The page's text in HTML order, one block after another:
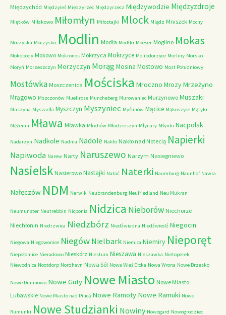
Międzychód Międzyleś Międzyrzec Międzyrzecz Międzywodzie Międzyzdroje
Miętków Miłakowo Miłomłyn Miłostajki Mlock Mlądz Mniszek Mochy
Moczyska Moczysko Modlin Modła Modłki Moeser Mogilno Mokas
Mokobody Mokowo Mokronos Mokrzyca Mokrzyce Molibdorzyce Morliny Morsko
Moryń Morzeszczyn Morzyczyn MorągMosina Mostowo Most Południowy
Mostówka Moszczenica Mościska Mroczno Mrozy Mrzeżyno
Mrągowo Mszczonów Muellrose Muncheberg Murowaniec Murzynowo Muszaki
Muszyna Myszadła Myszczyn Myszyniec Myślinów Mącice Mąkoszyce Mątyki
Mężenin Mława Mławka Młochów Młodzieszyn Młynary Młynki Nacpolsk
Nadarzyn Nadkole Nadma Nadole Nakło Nakło nad Notecią Napierki
Napiwoda Narew Narty Naruszewo Narzym Nasiegniewo
Nasielsk Nasierowo Nastajki Natać Naterki Naumburg Naunhof Nawra
Nałęczów NDM Nerwik Neubrandenburg Neufriedland Neu Mukran
Neumunster Neutrebbin Nicponia Nidzica Nieborów Niechorze
Niechłonin Niedrzwica Niedzbórz Niedźwiadna Niedźwiedź Niegocin
Niegowa Niegowonice Niegów Nielbark Niemica Niemiry Nieporęt
Niepołomice Nieradowo Nieskórz Niestum Nieszawa Nieszawka Nietoperek
Niewodnica Nootdorp Nordhavn Nowa Sól Nowa Wieś Ełcka Nowa Wrona Nowe Brzesko
Nowe Duninowo Nowe Guty Nowe Miasto Nowe Miasto
Lubawskie Nowe Miasto nad Pilicą Nowe Ramoty Nowe Ramuki Nowe
Rumunki Nowe Studzianki Nowiny Nowogard Nowogrodziec